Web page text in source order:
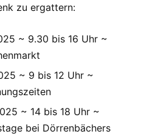
zu ergattern:
~ 9.30 bis 16 Uhr ~
~ 9 bis 12 Uhr ~
~ 14 bis 18 Uhr ~
bei Dörrenbächers